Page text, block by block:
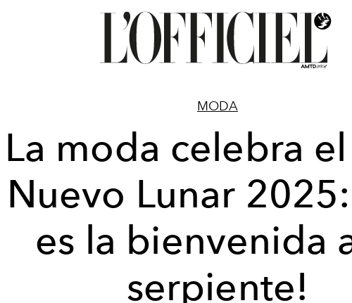
MODA
La moda celebra
Nuevo Lunar
es la bienvenida
serpiente!